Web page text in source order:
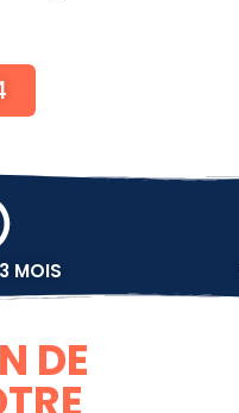
MOIS
DE